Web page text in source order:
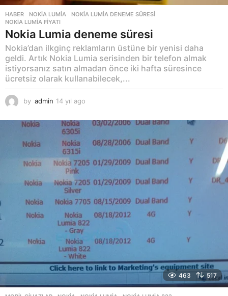
HABER NOKIA LUMIA ,NOKIA LUMIA DENEME SÜRESI
NOKIA LUMIA FIYATI
Nokia Lumia deneme süresi
Nokia’dan ilkginç reklamların üstüne bir yenisi daha
geldi. Artık Nokia Lumia serisinden bir telefon almak
istiyorsanız satın almadan önce iki hafta süresince
ücretsiz olarak kullanabilecek,...
by admin 14 yıl ago
y
g
o
463 517